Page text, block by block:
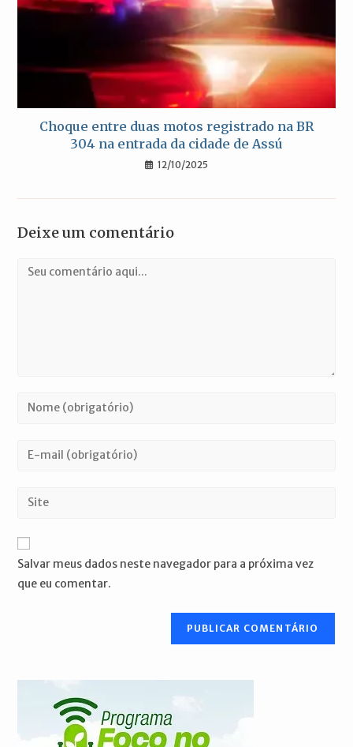
Choque entre duas motos registrado na BR
304 na entrada da cidade de Assú
12/10/2025
Deixe um comentário
Comentário
Digite
ou
de
para
comentar
Digite
de
mail
para
comentar
Digite
URL
site
Salvar meus dados neste navegador para a próxima vez
que eu comentar.